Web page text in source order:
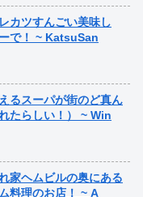
カツすんごい美味し
で！ ~ KatsuSan
るスーパが街のど真ん
たらしい！） ~ Win
家ヘムビルの奥にある
料理のお店！ ~ A